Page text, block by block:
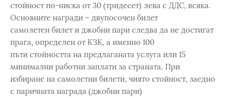
стойност по-ниска от 30 (тридесет) лева с ДДС, всяка.
Основните награди – двупосочен билет
самолетен билет и джобни пари следва да не достигат
прага, определен от КЗК, а именно 100
пъти стойността на предлаганата услуга или 15
минимални работни заплати за страната. При
избиране на самолетни билети, чиято стойност, заедно
с паричната награда (джобни пари)